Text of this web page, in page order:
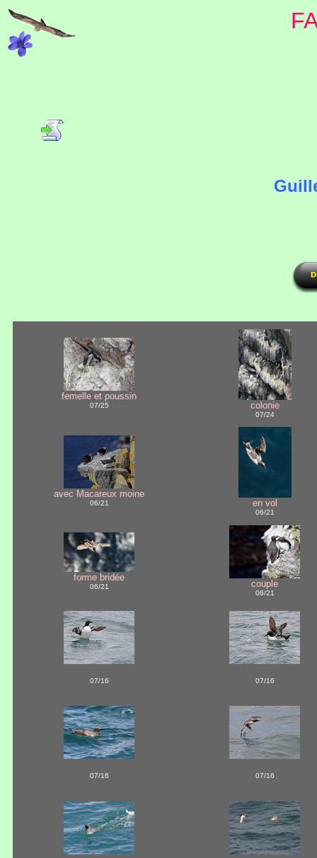
femelle et poussin
07/25 colonie
07/24
avec Macareux moine
06/21 en vol
06/21
forme bridée
06/21 couple
06/21
07/16 07/16
07/16 07/16